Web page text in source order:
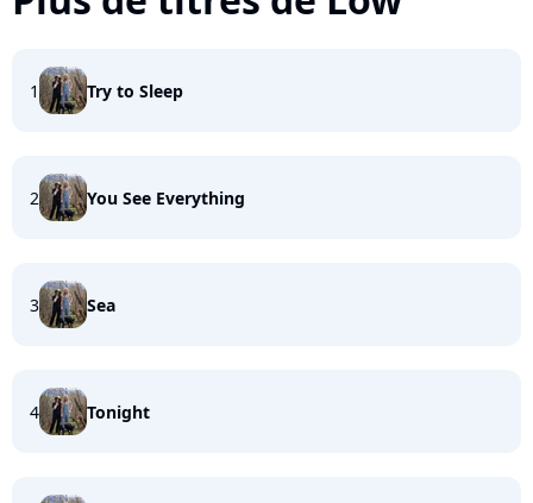
1 Try to Sleep
2 You See Everything
3 Sea
4 Tonight